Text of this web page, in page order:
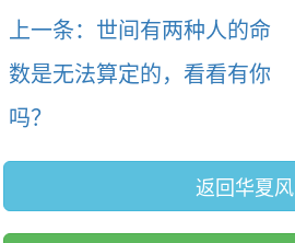
上一条：世间有两种人的命
数是无法算定的，看看有你
吗？
返回华夏风